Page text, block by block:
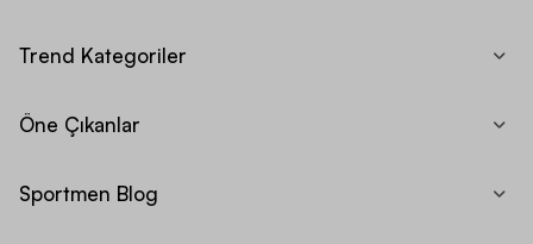
Trend Kategoriler
Öne Çıkanlar
Sportmen Blog